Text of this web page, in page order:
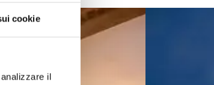
cookie
il